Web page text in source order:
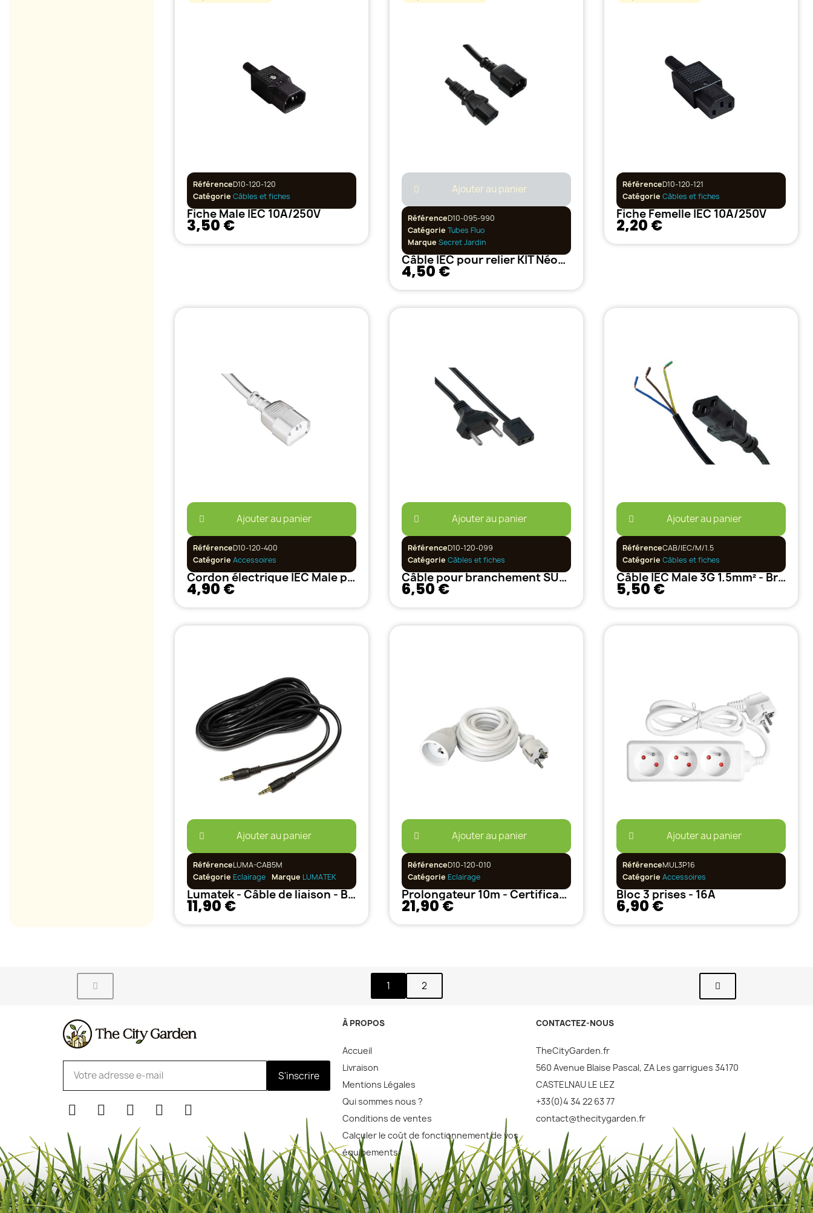
RéférenceD10-120-120
Catégorie Câbles et fiches
Fiche Male IEC 10A/250V
3,50 €
Ajouter au panier
RéférenceD10-095-990
CatégorieTubes Fluo
Marque Secret Jardin
Câble IEC pour relier KIT Néon bouturage secret jardin
4,50 €
RéférenceD10-120-121
CatégorieCâbles et fiches
Fiche Femelle IEC 10A/250V
2,20 €
Ajouter au panier
RéférenceD10-120-400
Catégorie Accessoires
Cordon électrique IEC Male pour ballast électronique 3G 1.5 mm² 2M
4,90 €
Ajouter au panier
RéférenceD10-120-099
CatégorieCâbles et fiches
Câble pour branchement SUNON
6,50 €
Ajouter au panier
RéférenceCAB/IEC/M/1.5
CatégorieCâbles et fiches
Câble IEC Male 3G 1.5mm² - Branchement Ballasts Electroniques
5,50 €
Ajouter au panier
RéférenceLUMA-CAB5M
Catégorie Eclairage Marque LUMATEK
Lumatek - Câble de liaison - Ballast controlable
11,90 €
Ajouter au panier
RéférenceD10-120-010
CatégorieEclairage
Prolongateur 10m - Certification NF
21,90 €
Ajouter au panier
RéférenceMUL3P16
CatégorieAccessoires
Bloc 3 prises - 16A
6,90 €
1 2
S'inscrire
À PROPOS
Accueil
Livraison
Mentions Légales
Qui sommes nous ?
Conditions de ventes
Calculer le coût de fonctionnement de vos
équipements
CONTACTEZ-NOUS
TheCityGarden.fr
560 Avenue Blaise Pascal, ZA Les garrigues 34170
CASTELNAU LE LEZ
+33(0)4 34 22 63 77
contact@thecitygarden.fr